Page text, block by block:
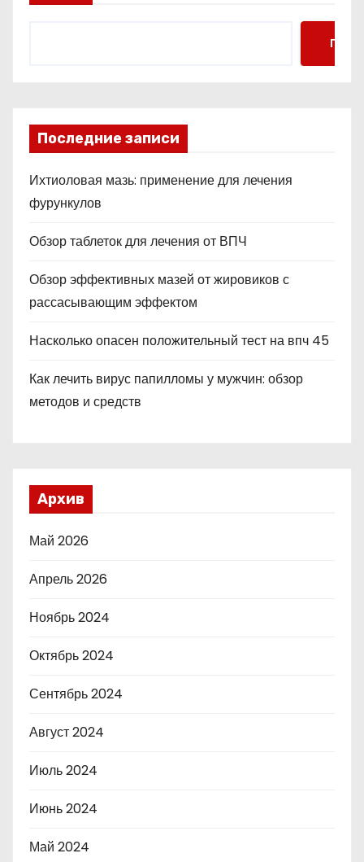
Поиск
Последние записи
Ихтиоловая мазь: применение для лечения
фурункулов
Обзор таблеток для лечения от ВПЧ
Обзор эффективных мазей от жировиков с
рассасывающим эффектом
Насколько опасен положительный тест на впч 45
Как лечить вирус папилломы у мужчин: обзор
методов и средств
Архив
Май 2026
Апрель 2026
Ноябрь 2024
Октябрь 2024
Сентябрь 2024
Август 2024
Июль 2024
Июнь 2024
Май 2024